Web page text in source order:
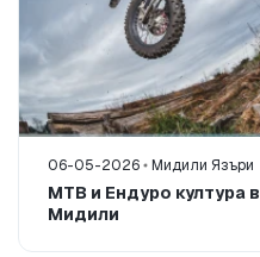
06-05-2026 Мидили Язъри
MTB и Ендуро култура в
Мидили